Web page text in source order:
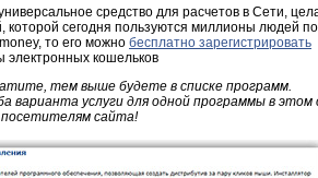
средство для расчетов в Сети,
которой сегодня пользуются миллионы людей
то его можно бесплатно зарегистрировать
электронных кошельков
тем выше будете в списке программ.
варианта услуги для одной программы в этом
сайта!